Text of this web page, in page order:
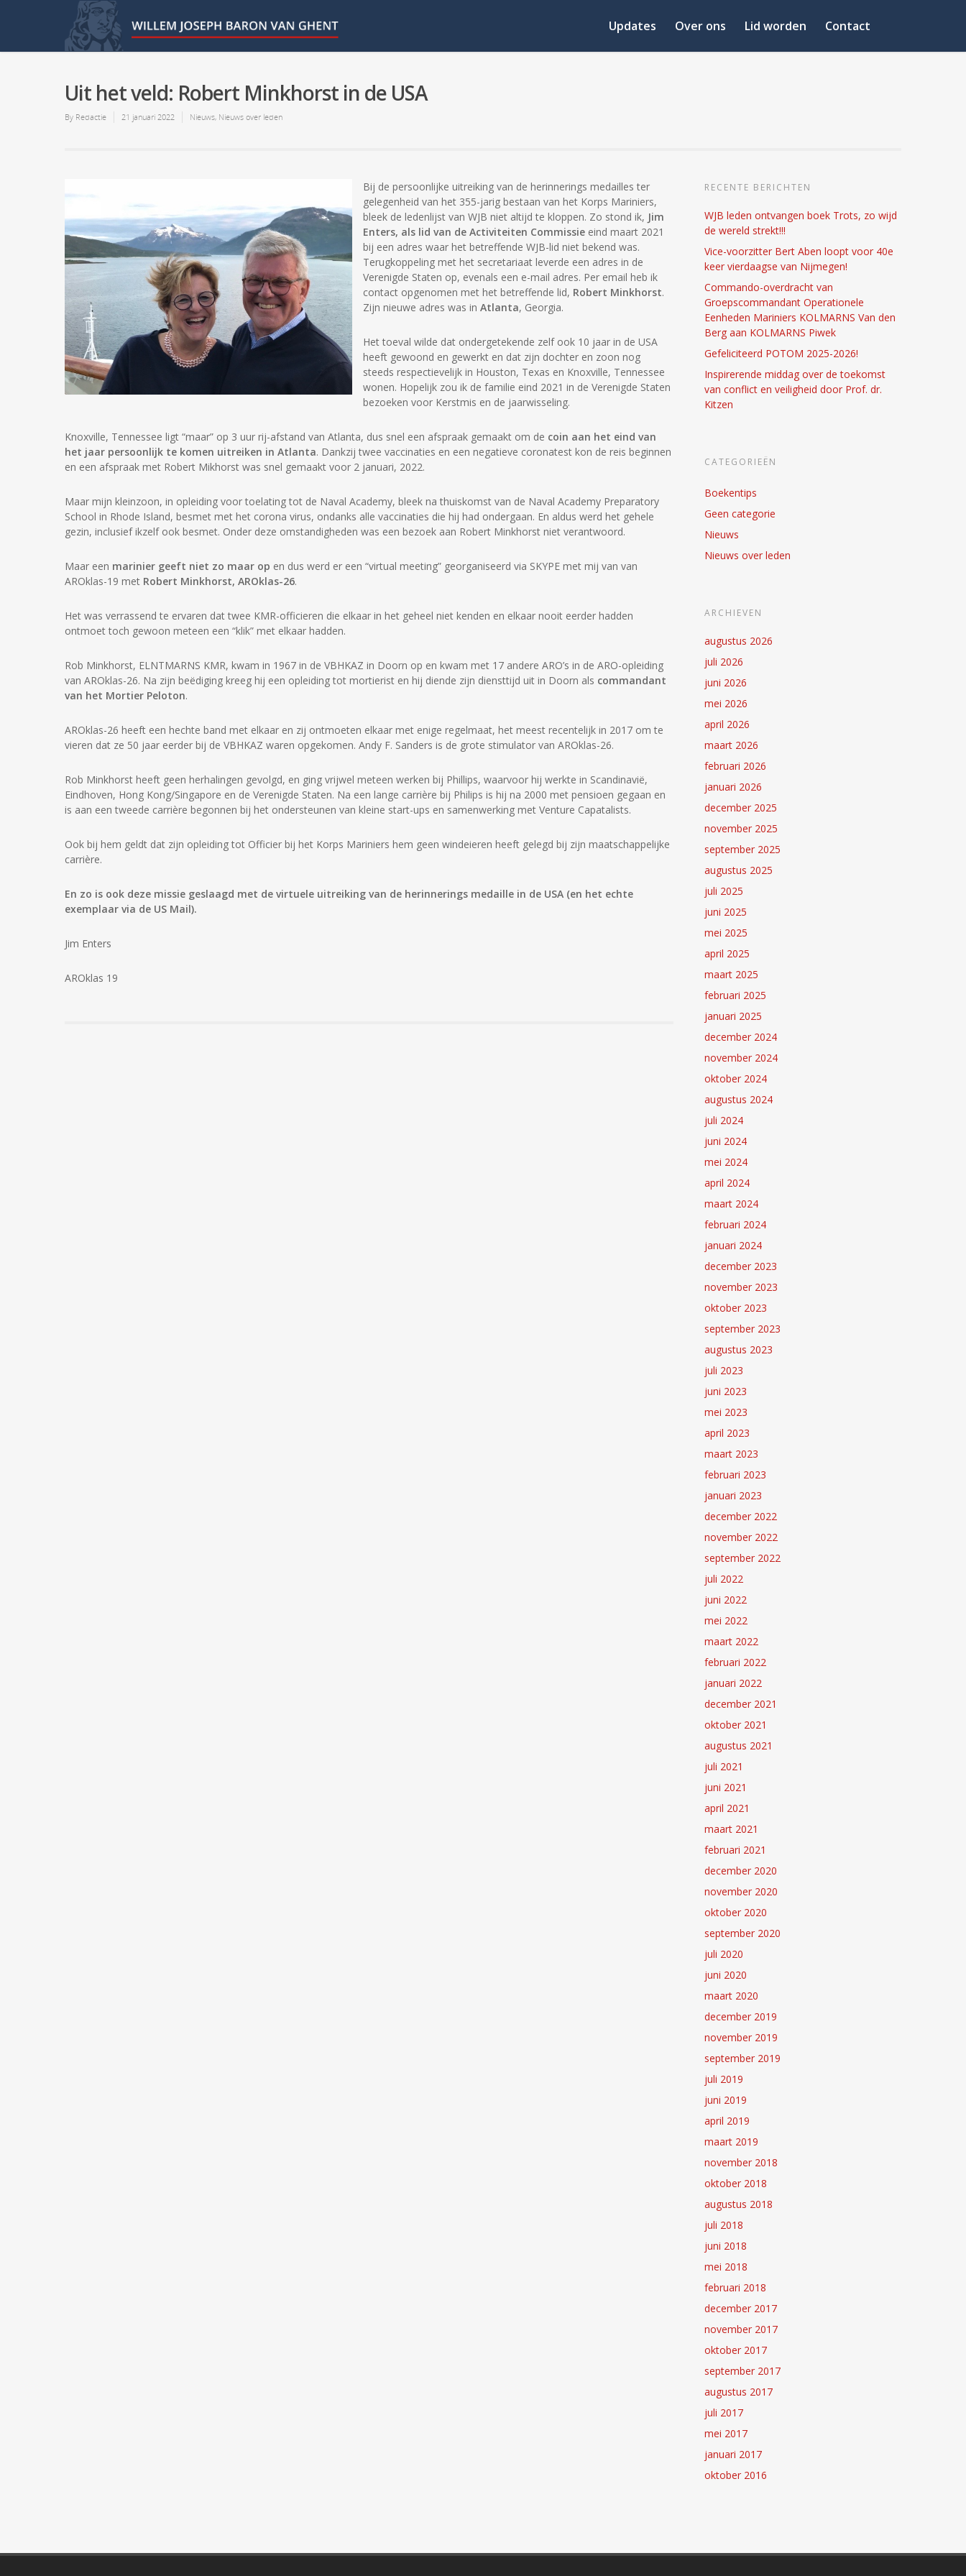
Updates Over ons Lid worden Contact
Uit het veld: Robert Minkhorst in de USA
By Redactie 21 januari 2022 Nieuws, Nieuws over leden
Bij de persoonlijke uitreiking van de herinnerings medailles ter
gelegenheid van het 355-jarig bestaan van het Korps Mariniers,
bleek de ledenlijst van WJB niet altijd te kloppen. Zo stond ik, Jim
Enters, als lid van de Activiteiten Commissie eind maart 2021
bij een adres waar het betreffende WJB-lid niet bekend was.
Terugkoppeling met het secretariaat leverde een adres in de
Verenigde Staten op, evenals een e-mail adres. Per email heb ik
contact opgenomen met het betreffende lid, Robert Minkhorst.
Zijn nieuwe adres was in Atlanta, Georgia.
Het toeval wilde dat ondergetekende zelf ook 10 jaar in de USA
heeft gewoond en gewerkt en dat zijn dochter en zoon nog
steeds respectievelijk in Houston, Texas en Knoxville, Tennessee
wonen. Hopelijk zou ik de familie eind 2021 in de Verenigde Staten
bezoeken voor Kerstmis en de jaarwisseling.
Knoxville, Tennessee ligt “maar” op 3 uur rij-afstand van Atlanta, dus snel een afspraak gemaakt om de coin aan het eind van
het jaar persoonlijk te komen uitreiken in Atlanta. Dankzij twee vaccinaties en een negatieve coronatest kon de reis beginnen
en een afspraak met Robert Mikhorst was snel gemaakt voor 2 januari, 2022.
Maar mijn kleinzoon, in opleiding voor toelating tot de Naval Academy, bleek na thuiskomst van de Naval Academy Preparatory
School in Rhode Island, besmet met het corona virus, ondanks alle vaccinaties die hij had ondergaan. En aldus werd het gehele
gezin, inclusief ikzelf ook besmet. Onder deze omstandigheden was een bezoek aan Robert Minkhorst niet verantwoord.
Maar een marinier geeft niet zo maar op en dus werd er een “virtual meeting” georganiseerd via SKYPE met mij van van
AROklas-19 met Robert Minkhorst, AROklas-26.
Het was verrassend te ervaren dat twee KMR-officieren die elkaar in het geheel niet kenden en elkaar nooit eerder hadden
ontmoet toch gewoon meteen een “klik” met elkaar hadden.
Rob Minkhorst, ELNTMARNS KMR, kwam in 1967 in de VBHKAZ in Doorn op en kwam met 17 andere ARO’s in de ARO-opleiding
van AROklas-26. Na zijn beëdiging kreeg hij een opleiding tot mortierist en hij diende zijn diensttijd uit in Doorn als commandant
van het Mortier Peloton.
AROklas-26 heeft een hechte band met elkaar en zij ontmoeten elkaar met enige regelmaat, het meest recentelijk in 2017 om te
vieren dat ze 50 jaar eerder bij de VBHKAZ waren opgekomen. Andy F. Sanders is de grote stimulator van AROklas-26.
Rob Minkhorst heeft geen herhalingen gevolgd, en ging vrijwel meteen werken bij Phillips, waarvoor hij werkte in Scandinavië,
Eindhoven, Hong Kong/Singapore en de Verenigde Staten. Na een lange carrière bij Philips is hij na 2000 met pensioen gegaan en
is aan een tweede carrière begonnen bij het ondersteunen van kleine start-ups en samenwerking met Venture Capatalists.
Ook bij hem geldt dat zijn opleiding tot Officier bij het Korps Mariniers hem geen windeieren heeft gelegd bij zijn maatschappelijke
carrière.
En zo is ook deze missie geslaagd met de virtuele uitreiking van de herinnerings medaille in de USA (en het echte
exemplaar via de US Mail).
Jim Enters
AROklas 19
RECENTE BERICHTEN
WJB leden ontvangen boek Trots, zo wijd
de wereld strekt!!!
Vice-voorzitter Bert Aben loopt voor 40e
keer vierdaagse van Nijmegen!
Commando-overdracht van
Groepscommandant Operationele
Eenheden Mariniers KOLMARNS Van den
Berg aan KOLMARNS Piwek
Gefeliciteerd POTOM 2025-2026!
Inspirerende middag over de toekomst
van conflict en veiligheid door Prof. dr.
Kitzen
CATEGORIEËN
Boekentips
Geen categorie
Nieuws
Nieuws over leden
ARCHIEVEN
augustus 2026
juli 2026
juni 2026
mei 2026
april 2026
maart 2026
februari 2026
januari 2026
december 2025
november 2025
september 2025
augustus 2025
juli 2025
juni 2025
mei 2025
april 2025
maart 2025
februari 2025
januari 2025
december 2024
november 2024
oktober 2024
augustus 2024
juli 2024
juni 2024
mei 2024
april 2024
maart 2024
februari 2024
januari 2024
december 2023
november 2023
oktober 2023
september 2023
augustus 2023
juli 2023
juni 2023
mei 2023
april 2023
maart 2023
februari 2023
januari 2023
december 2022
november 2022
september 2022
juli 2022
juni 2022
mei 2022
maart 2022
februari 2022
januari 2022
december 2021
oktober 2021
augustus 2021
juli 2021
juni 2021
april 2021
maart 2021
februari 2021
december 2020
november 2020
oktober 2020
september 2020
juli 2020
juni 2020
maart 2020
december 2019
november 2019
september 2019
juli 2019
juni 2019
april 2019
maart 2019
november 2018
oktober 2018
augustus 2018
juli 2018
juni 2018
mei 2018
februari 2018
december 2017
november 2017
oktober 2017
september 2017
augustus 2017
juli 2017
mei 2017
januari 2017
oktober 2016